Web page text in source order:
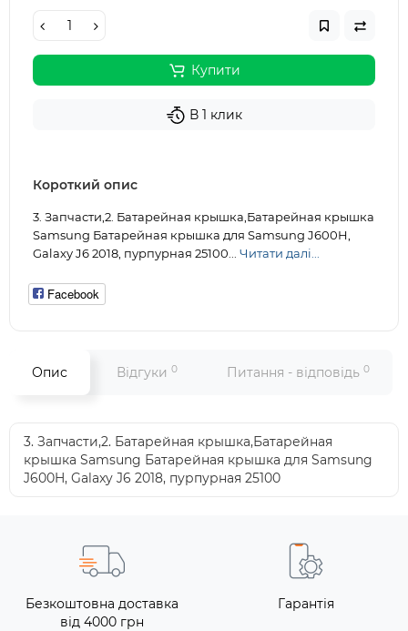
Купити
В 1 клик
Короткий опис
3. Запчасти,2. Батарейная крышка,Батарейная крышка
Samsung Батарейная крышка для Samsung J600H,
Galaxy J6 2018, пурпурная 25100... Читати далі...
Facebook
Опис Відгуки 0 Питання - відповідь 0
3. Запчасти,2. Батарейная крышка,Батарейная
крышка Samsung Батарейная крышка для Samsung
J600H, Galaxy J6 2018, пурпурная 25100
Безкоштовна доставка
від 4000 грн
Гарантія